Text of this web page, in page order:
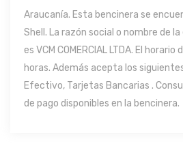
Araucanía. Esta bencinera se
Shell. La razón social o nombre de
es VCM COMERCIAL LTDA. El
horas. Además acepta los
Efectivo, Tarjetas Bancarias .
de pago disponibles en la bencinera.